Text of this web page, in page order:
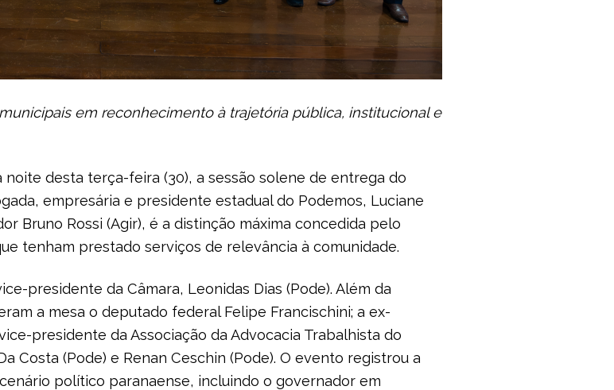
em reconhecimento à trajetória pública, institucional e
noite desta terça-feira (30), a sessão solene de entrega do
empresária e presidente estadual do Podemos, Luciane
Bruno Rossi (Agir), é a distinção máxima concedida pelo
tenham prestado serviços de relevância à comunidade.
presidente da Câmara, Leonidas Dias (Pode). Além da
a mesa o deputado federal Felipe Francischini; a ex-
presidente da Associação da Advocacia Trabalhista do
Costa (Pode) e Renan Ceschin (Pode). O evento registrou a
político paranaense, incluindo o governador em